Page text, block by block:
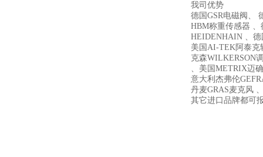
我司优势
德国GSR电磁阀、
HBM称重传感器
HEIDENHAIN 、德
美国AI-TEK阿泰克
克森WILKERSON
、美国METRIX迈确
意大利杰弗伦
丹麦GRAS麦克风
其它进口品牌都可